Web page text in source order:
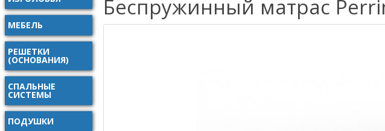
МЕБЕЛЬ
РЕШЕТКИ
(ОСНОВАНИЯ)
СПАЛЬНЫЕ
СИСТЕМЫ
ПОДУШКИ
Беспружинный матрас